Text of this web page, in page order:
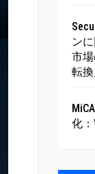
ン
市
転
化